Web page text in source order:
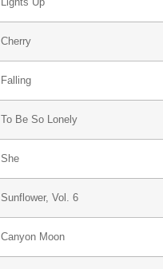
Cherry
Falling
To Be So Lonely
She
Sunflower, Vol. 6
Canyon Moon